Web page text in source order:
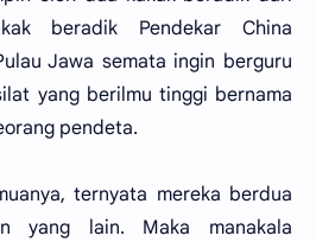
beradik Pendekar China
Jawa semata ingin berguru
yang berilmu tinggi bernama
pendeta.
ternyata mereka berdua
yang lain. Maka manakala